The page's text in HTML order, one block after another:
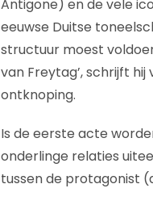
Antigone) en de vele
eeuwse Duitse
structuur moest
van Freytag’, schrijft
ontknoping.
Is de eerste acte
onderlinge relaties
tussen de protagonist